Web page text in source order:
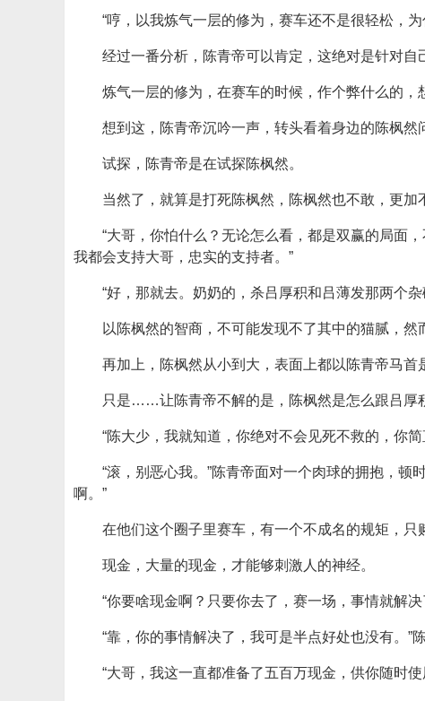
“哼，以我炼气一层的修为，赛车还不是很轻松，
经过一番分析，陈青帝可以肯定，这绝对是针对自
炼气一层的修为，在赛车的时候，作个弊什么的，
想到这，陈青帝沉吟一声，转头看着身边的陈枫
试探，陈青帝是在试探陈枫然。
当然了，就算是打死陈枫然，陈枫然也不敢，更加
“大哥，你怕什么？无论怎么看，都是双赢的局面
我都会支持大哥，忠实的支持者。”
“好，那就去。奶奶的，杀吕厚积和吕薄发那两个
以陈枫然的智商，不可能发现不了其中的猫腻，然
再加上，陈枫然从小到大，表面上都以陈青帝马
只是……让陈青帝不解的是，陈枫然是怎么跟吕厚
“陈大少，我就知道，你绝对不会见死不救的，你
“滚，别恶心我。”陈青帝面对一个肉球的拥抱，
啊。”
在他们这个圈子里赛车，有一个不成名的规矩，只
现金，大量的现金，才能够刺激人的神经。
“你要啥现金啊？只要你去了，赛一场，事情就解
“靠，你的事情解决了，我可是半点好处也没有。”
“大哥，我这一直都准备了五百万现金，供你随时